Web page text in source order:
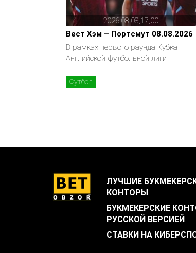
2026,08,08,17,00
Вест Хэм – Портсмут 08.08.2026
В рамках первого раунда Кубка
Английской футбольной лиги
Футбол
ЛУЧШИЕ
КОНТОРЫ
БУКМЕКЕРСКИЕ
РУССКОЙ ВЕРСИЕЙ
СТАВКИ НА